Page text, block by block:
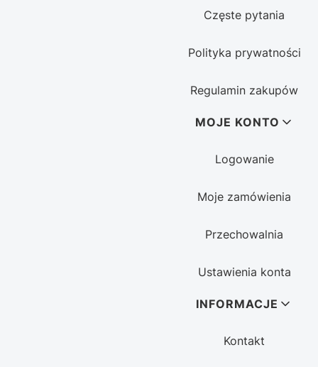
Częste pytania
Polityka prywatności
Regulamin zakupów
MOJE KONTO
Logowanie
Moje zamówienia
Przechowalnia
Ustawienia konta
INFORMACJE
Kontakt